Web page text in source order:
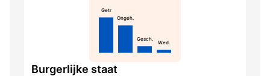
Getr
Ongeh.
Gesch.
Wed.
Burgerlijke staat